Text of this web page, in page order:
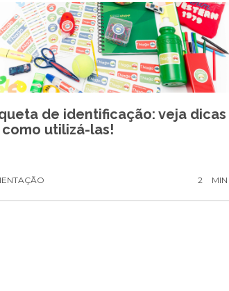
de identificação: veja dicas
utilizá-las!
2 MIN